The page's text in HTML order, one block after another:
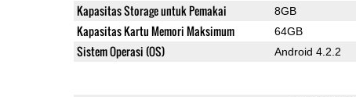
Kapasitas Storage untuk Pemakai 8GB
Kapasitas Kartu Memori Maksimum 64GB
Sistem Operasi (OS) Android 4.2.2